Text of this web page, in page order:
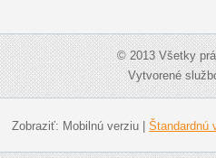
© 2013 Všetky
Vytvorené
Zobraziť: Mobilnú verziu| Štandardnú